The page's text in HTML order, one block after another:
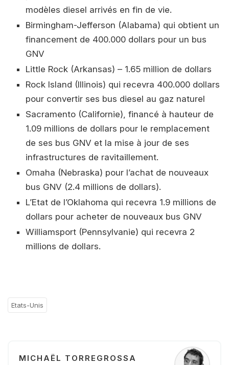
modèles diesel arrivés en fin de vie.
Birmingham-Jefferson (Alabama) qui obtient un
financement de 400.000 dollars pour un bus
GNV
Little Rock (Arkansas) – 1.65 million de dollars
Rock Island (Illinois) qui recevra 400.000 dollars
pour convertir ses bus diesel au gaz naturel
Sacramento (Californie), financé à hauteur de
1.09 millions de dollars pour le remplacement
de ses bus GNV et la mise à jour de ses
infrastructures de ravitaillement.
Omaha (Nebraska) pour l’achat de nouveaux
bus GNV (2.4 millions de dollars).
L’Etat de l’Oklahoma qui recevra 1.9 millions de
dollars pour acheter de nouveaux bus GNV
Williamsport (Pennsylvanie) qui recevra 2
millions de dollars.
Etats-Unis
MICHAËL TORREGROSSA